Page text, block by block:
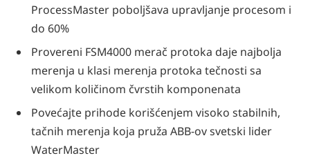
ProcessMaster poboljšava upravljanje procesom i
do 60%
Provereni FSM4000 merač protoka daje najbolja
merenja u klasi merenja protoka tečnosti sa
velikom količinom čvrstih komponenata
Povećajte prihode korišćenjem visoko stabilnih,
tačnih merenja koja pruža ABB-ov svetski lider
WaterMaster